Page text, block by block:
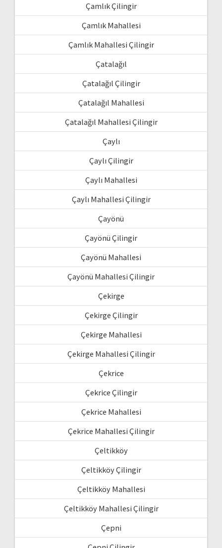
Çamlık Çilingir
Çamlık Mahallesi
Çamlık Mahallesi Çilingir
Çatalağıl
Çatalağıl Çilingir
Çatalağıl Mahallesi
Çatalağıl Mahallesi Çilingir
Çaylı
Çaylı Çilingir
Çaylı Mahallesi
Çaylı Mahallesi Çilingir
Çayönü
Çayönü Çilingir
Çayönü Mahallesi
Çayönü Mahallesi Çilingir
Çekirge
Çekirge Çilingir
Çekirge Mahallesi
Çekirge Mahallesi Çilingir
Çekrice
Çekrice Çilingir
Çekrice Mahallesi
Çekrice Mahallesi Çilingir
Çeltikköy
Çeltikköy Çilingir
Çeltikköy Mahallesi
Çeltikköy Mahallesi Çilingir
Çepni